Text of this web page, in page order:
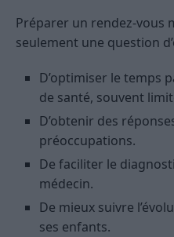
Préparer un rendez-vous
seulement une question
D’optimiser le temps
de santé, souvent
D’obtenir des
préoccupations.
De faciliter le
médecin.
De mieux suivre
ses enfants.